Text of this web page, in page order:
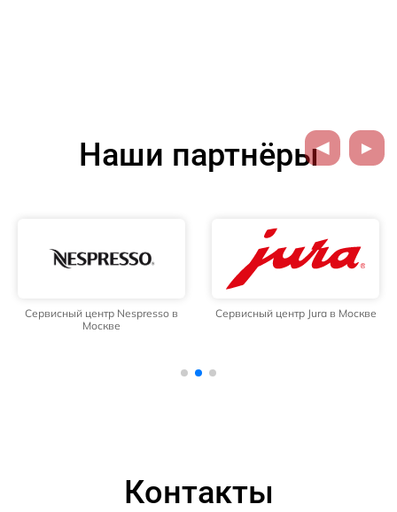
Наши партнёры
Сервисный центр Nespresso в
Москве
Сервисный центр Jura в Москве
Контакты